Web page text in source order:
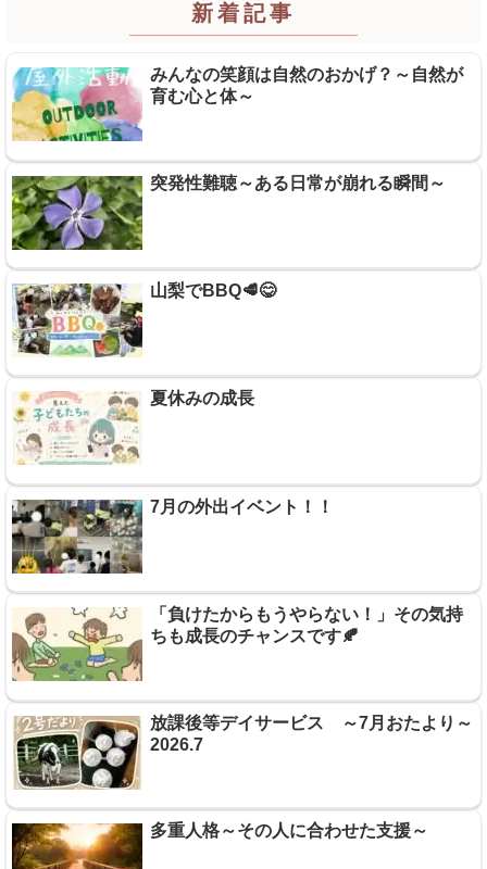
新着記事
みんなの笑顔は自然のおかげ？～自然が
育む心と体～
突発性難聴～ある日常が崩れる瞬間～
山梨でBBQ🥩😋
夏休みの成長
7月の外出イベント！！
「負けたからもうやらない！」その気持
ちも成長のチャンスです🍂
放課後等デイサービス ～7月おたより～
2026.7
多重人格～その人に合わせた支援～